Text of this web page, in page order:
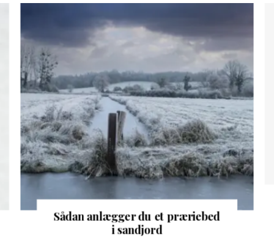
Sådan anlægger du et præriebed
i sandjord